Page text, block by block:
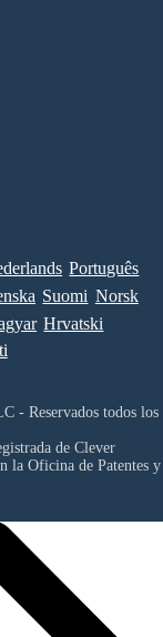
Português
Suomi Norsk
Hrvatski
- Reservados todos los
de Clever
la Oficina de Patentes y